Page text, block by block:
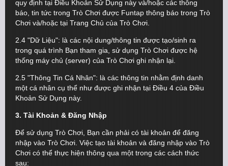
quy định tại Điều Khoản Sử Dụng này và/hoặc các thông
báo, tin tức trong Trò Chơi được Funtap thông báo trong Trò
Chơi và/hoặc tại Trang Chủ của Trò Chơi.
2.4 "Dữ Liệu": là các nội dung/thông tin được tạo/sinh ra
trong quá trình Bạn tham gia, sử dụng Trò Chơi được hệ
thống máy chủ (server) của Trò Chơi ghi nhận lại.
2.5 "Thông Tin Cá Nhân": là các thông tin nhằm định danh
một cá nhân cụ thể như được ghi nhận tại Điều 4 của Điều
Khoản Sử Dụng này.
3. Tài Khoản & Đăng Nhập
Để sử dụng Trò Chơi, Bạn cần phải có tài khoản để đăng
nhập vào Trò Chơi. Việc tạo tài khoản và đăng nhập vào Trò
Chơi có thể thực hiện thông qua một trong các cách thức
sau: